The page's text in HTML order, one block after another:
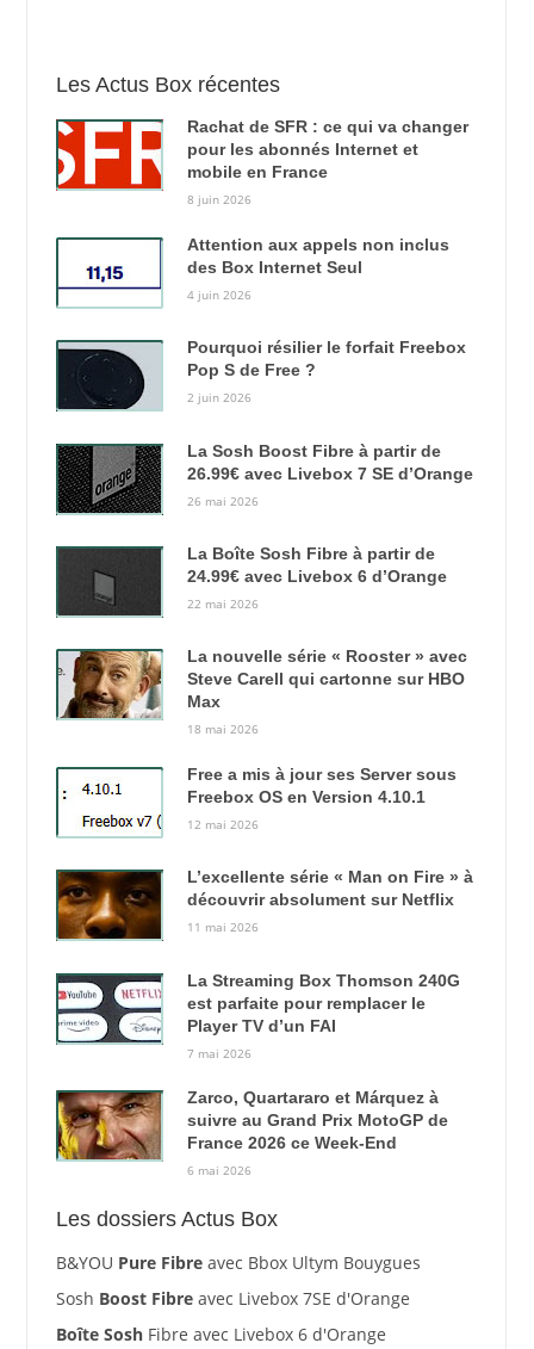
Les Actus Box récentes
Rachat de SFR : ce qui va changer
pour les abonnés Internet et
mobile en France
8 juin 2026
Attention aux appels non inclus
des Box Internet Seul
4 juin 2026
Pourquoi résilier le forfait Freebox
Pop S de Free ?
2 juin 2026
La Sosh Boost Fibre à partir de
26.99€ avec Livebox 7 SE d’Orange
26 mai 2026
La Boîte Sosh Fibre à partir de
24.99€ avec Livebox 6 d’Orange
22 mai 2026
La nouvelle série « Rooster » avec
Steve Carell qui cartonne sur HBO
Max
18 mai 2026
Free a mis à jour ses Server sous
Freebox OS en Version 4.10.1
12 mai 2026
L’excellente série « Man on Fire » à
découvrir absolument sur Netflix
11 mai 2026
La Streaming Box Thomson 240G
est parfaite pour remplacer le
Player TV d’un FAI
7 mai 2026
Zarco, Quartararo et Márquez à
suivre au Grand Prix MotoGP de
France 2026 ce Week-End
6 mai 2026
Les dossiers Actus Box
B&YOU Pure Fibreavec Bbox Ultym Bouygues
Sosh Boost Fibreavec Livebox 7SE d'Orange
Boîte SoshFibre avec Livebox 6 d'Orange